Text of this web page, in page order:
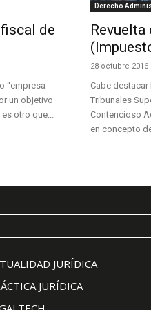
de
“empresa
un objetivo
otro que...
Derecho
Revuelta
28 octubre 2016
Cabe
Tribunales
Contencioso
en concepto
JURÍDICA
JURÍDICA